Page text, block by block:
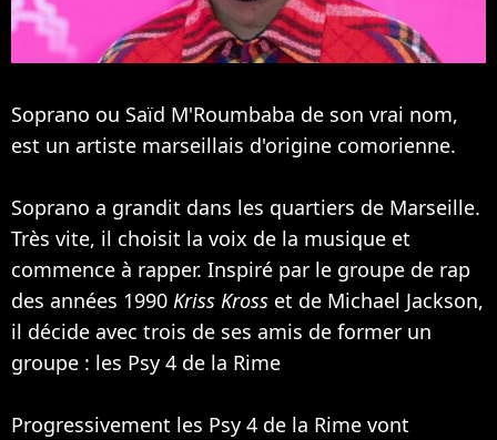
Soprano ou Saïd M'Roumbaba de son vrai nom,
est un artiste marseillais d'origine comorienne.
Soprano a grandit dans les quartiers de Marseille.
Très vite, il choisit la voix de la musique et
commence à rapper. Inspiré par le groupe de rap
des années 1990 Kriss Kross et de Michael Jackson,
il décide avec trois de ses amis de former un
groupe : les Psy 4 de la Rime
Progressivement les Psy 4 de la Rime vont